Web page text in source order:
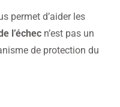
permet d’aider les
l’échec n’est pas un
de protection du